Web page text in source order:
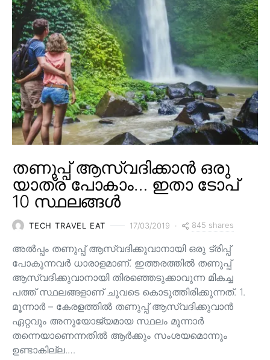
തണുപ്പ് ആസ്വദിക്കാൻ ഒരു
യാത്ര പോകാം… ഇതാ ടോപ്
10 സ്ഥലങ്ങൾ
TECH TRAVEL EAT 17/03/2019 845 shares
അൽപ്പം തണുപ്പ് ആസ്വദിക്കുവാനായി ഒരു ട്രിപ്പ്
പോകുന്നവർ ധാരാളമാണ്. ഇത്തരത്തിൽ തണുപ്പ്
ആസ്വദിക്കുവാനായി തിരഞ്ഞെടുക്കാവുന്ന മികച്ച
പത്ത് സ്ഥലങ്ങളാണ് ചുവടെ കൊടുത്തിരിക്കുന്നത്. 1.
മൂന്നാർ – കേരളത്തിൽ തണുപ്പ് ആസ്വദിക്കുവാൻ
ഏറ്റവും അനുയോജ്യമായ സ്ഥലം മൂന്നാർ
തന്നെയാണെന്നതിൽ ആർക്കും സംശയമൊന്നും
ഉണ്ടാകില്ല.…